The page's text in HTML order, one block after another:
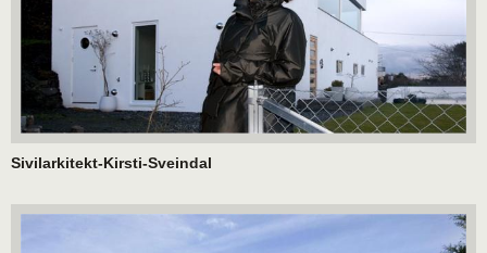
Sivilarkitekt-Kirsti-Sveindal